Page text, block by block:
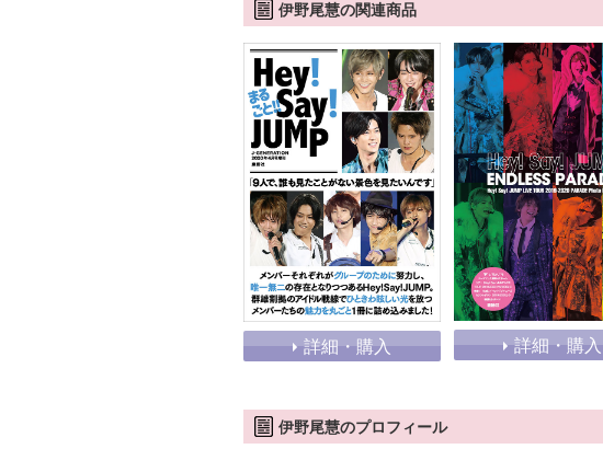
伊野尾慧の関連商品
詳細・購入 詳細・購入
伊野尾慧のプロフィール